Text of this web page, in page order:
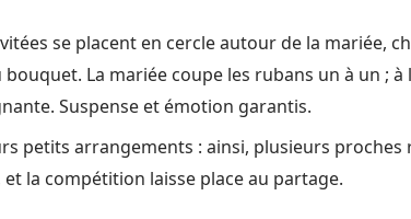
se placent en cercle autour de la mariée,
La mariée coupe les rubans un à un ; à
Suspense et émotion garantis.
petits arrangements : ainsi, plusieurs
la compétition laisse place au partage.